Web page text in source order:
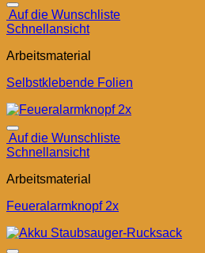
Auf die Wunschliste
Schnellansicht
Arbeitsmaterial
Selbstklebende Folien
Auf die Wunschliste
Schnellansicht
Arbeitsmaterial
Feueralarmknopf 2x